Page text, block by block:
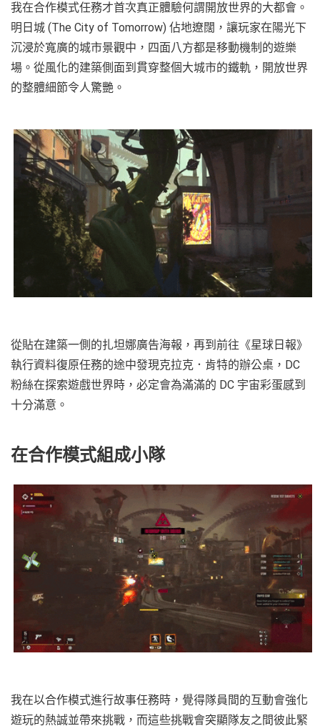
我在合作模式任務才首次真正體驗何謂開放世界的大都會。
明日城 (The City of Tomorrow) 佔地遼闊，讓玩家在陽光下
沉浸於寬廣的城市景觀中，四面八方都是移動機制的遊樂
場。從風化的建築側面到貫穿整個大城市的鐵軌，開放世界
的整體細節令人驚艷。
從貼在建築一側的扎坦娜廣告海報，再到前往《星球日報》
執行資料復原任務的途中發現克拉克．肯特的辦公桌，DC
粉絲在探索遊戲世界時，必定會為滿滿的 DC 宇宙彩蛋感到
十分滿意。
在合作模式組成小隊
我在以合作模式進行故事任務時，覺得隊員間的互動會強化
遊玩的熱誠並帶來挑戰，而這些挑戰會突顯隊友之間彼此緊